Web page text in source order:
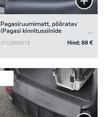
Pagasiruumimatt, pööratav
(Pagasi kinnitussiinide
J7120ADE15 Hind: 88 €